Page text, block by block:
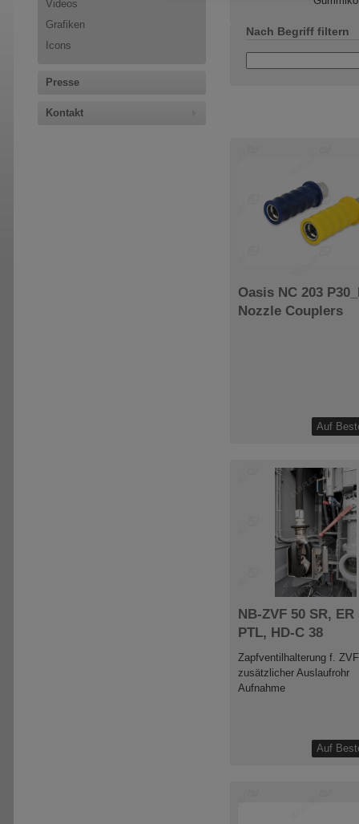
Videos
Grafiken
Icons
Presse
Kontakt
Nach Begriff filtern
Oasis NC 203
Nozzle Couplers
NB-ZVF 50 SR, ER
PTL, HD-C 38
Zapfventilhalterung f.
zusätzlicher Auslaufrohr
Aufnahme